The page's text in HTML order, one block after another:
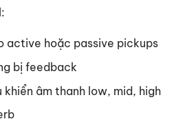
active hoặc passive pickups
bị feedback
âm thanh low, mid, high